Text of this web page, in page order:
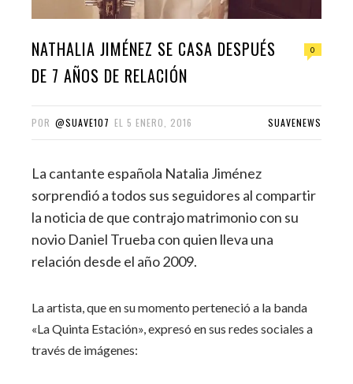
NATHALIA JIMÉNEZ SE CASA DESPUÉS
DE 7 AÑOS DE RELACIÓN
0
POR @SUAVE107 EL 5 ENERO, 2016 SUAVENEWS
La cantante española Natalia Jiménez
sorprendió a todos sus seguidores al compartir
la noticia de que contrajo matrimonio con su
novio Daniel Trueba con quien lleva una
relación desde el año 2009.
La artista, que en su momento perteneció a la banda
«La Quinta Estación», expresó en sus redes sociales a
través de imágenes: